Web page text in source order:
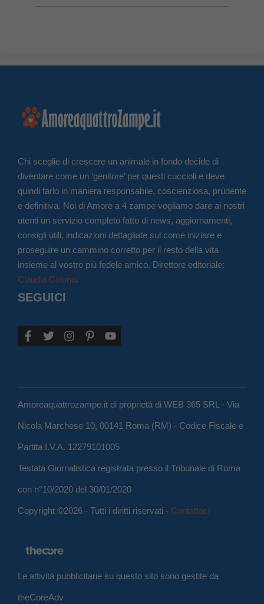
Chi sceglie di crescere un animale in fondo decide di
diventare come un ‘genitore’ per questi cuccioli e deve
quindi farlo in maniera responsabile, coscienziosa, prudente
e definitiva. Noi di Amore a 4 zampe vogliamo dare ai nostri
utenti un servizio completo fatto di news, aggiornamenti,
consigli utili, indicazioni dettagliate sul come iniziare e
proseguire un cammino corretto per il resto della vita
insieme al vostro più fedele amico. Direttore editoriale:
Claudia Colono.
SEGUICI
Amoreaquattrozampe.it di proprietà di WEB 365 SRL - Via
Nicola Marchese 10, 00141 Roma (RM) - Codice Fiscale e
Partita I.V.A. 12279101005
Testata Giornalistica registrata presso il Tribunale di Roma
con n°10/2020 del 30/01/2020
Copyright ©2026 - Tutti i diritti riservati - Contattaci
Le attività pubblicitarie su questo sito sono gestite da
theCoreAdv